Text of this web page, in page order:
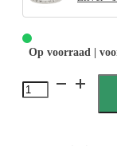
Op voorraad |
4053